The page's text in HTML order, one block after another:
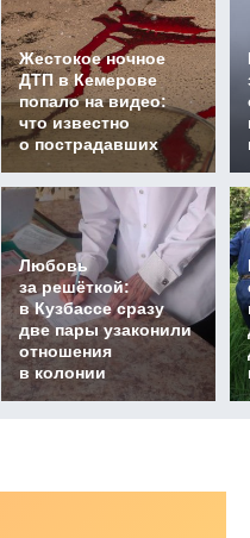
Жестокое ночное
ДТП в Кемерове
попало на видео:
что известно
о пострадавших
Любовь
за решёткой:
в Кузбассе сразу
две пары узаконили
отношения
в колонии